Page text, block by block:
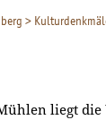
>
liegt